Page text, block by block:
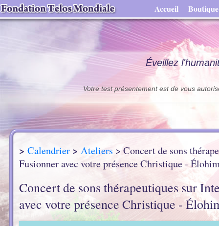
Accueil Boutique
Éveillez
Votre test présentement est de vous
> Calendrier > Ateliers > Concert de sons
Fusionner avec votre présence Christique -
Concert de sons thérapeutiques sur
avec votre présence Christique -